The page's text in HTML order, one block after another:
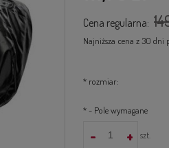
Cena regularna:
Najniższa cena z 30 dni
*rozmiar:
*- Pole wymagane
+
- szt.